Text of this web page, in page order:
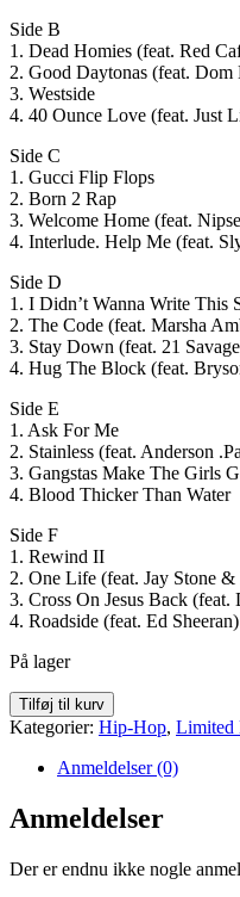
Side B
1. Dead Homies (feat. Red
2. Good Daytonas (feat. Dom
3. Westside
4. 40 Ounce Love (feat. Just
Side C
1. Gucci Flip Flops
2. Born 2 Rap
3. Welcome Home (feat.
4. Interlude. Help Me (feat.
Side D
1. I Didn’t Wanna Write This
2. The Code (feat. Marsha
3. Stay Down (feat. 21
4. Hug The Block (feat.
Side E
1. Ask For Me
2. Stainless (feat. Anderson
3. Gangstas Make The Girls
4. Blood Thicker Than Water
Side F
1. Rewind II
2. One Life (feat. Jay Stone &
3. Cross On Jesus Back (feat.
4. Roadside (feat. Ed Sheeran)
På lager
The
Game
Born
Rap
(RSD
Edition)
Tilføj til kurv
Kategorier: Hip-Hop, Limited
Anmeldelser (0)
Anmeldelser
Der er endnu ikke nogle